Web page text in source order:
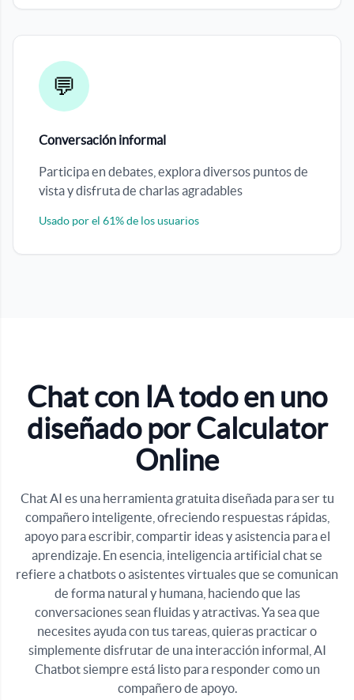
💬
Conversación informal
Participa en debates, explora diversos puntos de
vista y disfruta de charlas agradables
Usado por el 61% de los usuarios
Chat con IA todo en uno
diseñado por Calculator
Online
Chat AI es una herramienta gratuita diseñada para ser tu
compañero inteligente, ofreciendo respuestas rápidas,
apoyo para escribir, compartir ideas y asistencia para el
aprendizaje. En esencia, inteligencia artificial chat se
refiere a chatbots o asistentes virtuales que se comunican
de forma natural y humana, haciendo que las
conversaciones sean fluidas y atractivas. Ya sea que
necesites ayuda con tus tareas, quieras practicar o
simplemente disfrutar de una interacción informal, AI
Chatbot siempre está listo para responder como un
compañero de apoyo.